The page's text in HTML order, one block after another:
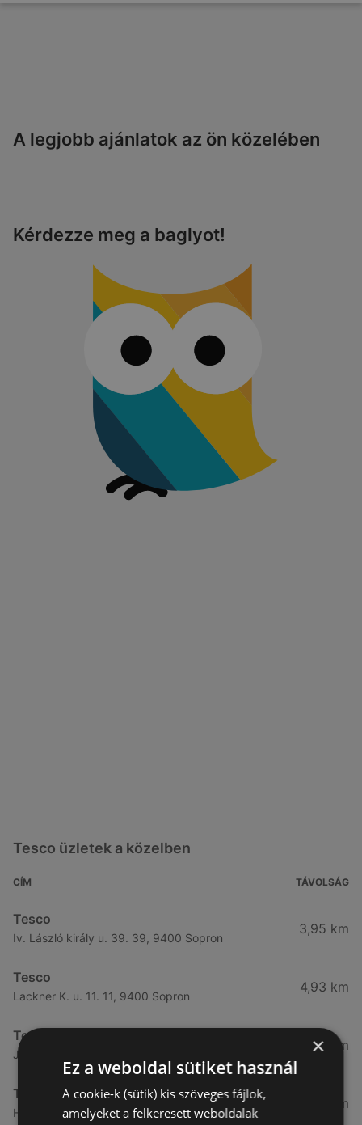
A legjobb ajánlatok az ön közelében
Kérdezze meg a baglyot!
Tesco üzletek a közelben
CÍM TÁVOLSÁG
Tesco
Iv. László király u. 39. 39, 9400 Sopron
3,95 km
Tesco
Lackner K. u. 11. 11, 9400 Sopron
4,93 km
Tesco
József A. u. 1. 1, 9400 Sopron
5,01 km
Tesco
Hátsókapu. u. 8. 8, 9400 Sopron
5,4 km
×
Ez a weboldal sütiket használ
A cookie-k (sütik) kis szöveges fájlok,
amelyeket a felkeresett weboldalak